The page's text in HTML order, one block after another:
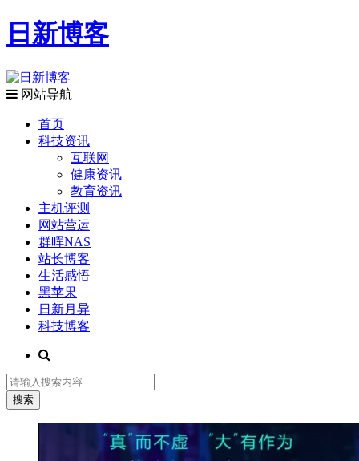
日新博客
网站导航
首页
科技资讯
互联网
健康资讯
教育资讯
主机评测
网站营运
群晖NAS
站长博客
生活感悟
黑苹果
日新月异
科技博客